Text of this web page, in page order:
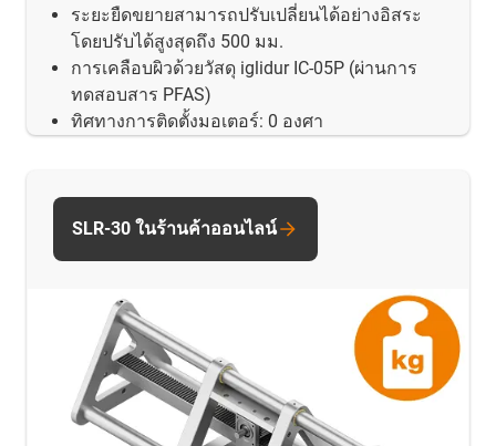
ระยะยืดขยายสามารถปรับเปลี่ยนได้อย่างอิสระ
โดยปรับได้สูงสุดถึง 500 มม.
การเคลือบผิวด้วยวัสดุ iglidur IC-05P (ผ่านการ
ทดสอบสาร PFAS)
ทิศทางการติดตั้งมอเตอร์: 0 องศา
SLR-30 ในร้านค้าออนไลน์